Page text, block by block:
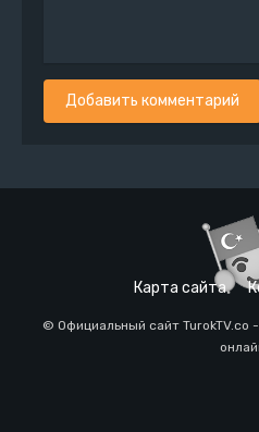
Добавить комментарий
Карта сайта
© Официальный сайт TurokTV.co